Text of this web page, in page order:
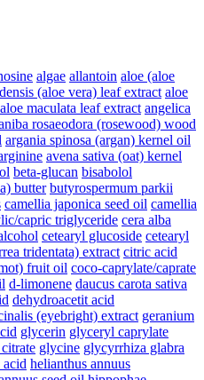
algae allantoin aloe (aloe
(aloe vera) leaf extract aloe
aloe maculata leaf extract angelica
rosaeodora (rosewood) wood
argania spinosa (argan) kernel oil
avena sativa (oat) kernel
beta-glucan bisabolol
butter butyrospermum parkii
camellia japonica seed oil camellia
capric triglyceride cera alba
cetearyl glucoside cetearyl
tridentata) extract citric acid
fruit oil coco-caprylate/caprate
d-limonene daucus carota sativa
dehydroacetit acid
(eyebright) extract geranium
glycerin glyceryl caprylate
glycine glycyrrhiza glabra
helianthus annuus